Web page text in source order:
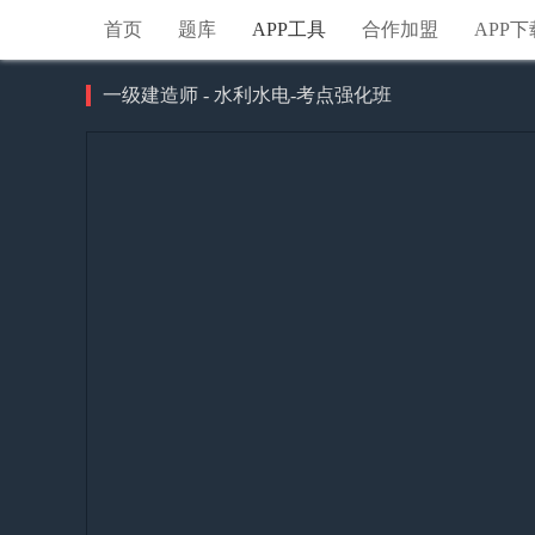
首页 题库 APP工具 合作加盟 APP下
一级建造师 - 水利水电-考点强化班